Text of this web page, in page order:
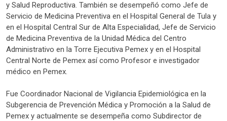
y Salud Reproductiva. También se desempeñó como Jefe de
Servicio de Medicina Preventiva en el Hospital General de Tula y
en el Hospital Central Sur de Alta Especialidad, Jefe de Servicio
de Medicina Preventiva de la Unidad Médica del Centro
Administrativo en la Torre Ejecutiva Pemex y en el Hospital
Central Norte de Pemex así como Profesor e investigador
médico en Pemex.
Fue Coordinador Nacional de Vigilancia Epidemiológica en la
Subgerencia de Prevención Médica y Promoción a la Salud de
Pemex y actualmente se desempeña como Subdirector de